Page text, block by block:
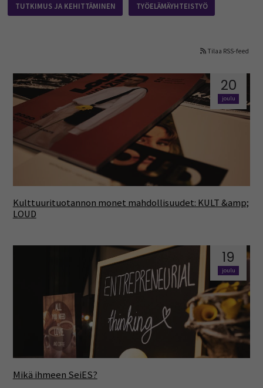
TUTKIMUS JA KEHITTÄMINEN TYÖELÄMÄYHTEISTYÖ
Tilaa RSS-feed
20
joulu
Kulttuurituotannon monet mahdollisuudet: KULT &amp;
LOUD
19
joulu
Mikä ihmeen SeiES?